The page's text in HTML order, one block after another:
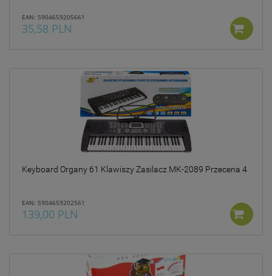
EAN: 5904659205661
35,58 PLN
Keyboard Organy 61 Klawiszy Zasilacz MK-2089 Przecena 4
EAN: 5904659202561
139,00 PLN